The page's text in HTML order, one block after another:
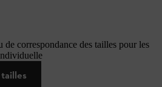
correspondance des tailles pour les